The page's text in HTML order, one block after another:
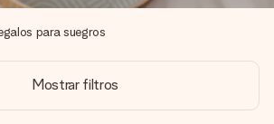
pocos pasos – con su nombre, tu foto o
al corazón. Sin complicaciones, solo
el momento.
para suegros
Mostrar filtros